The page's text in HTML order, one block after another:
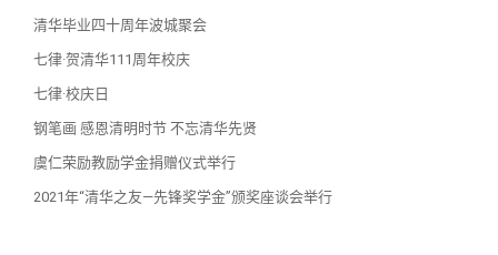
清华毕业四十周年波城聚会
七律·贺清华111周年校庆
七律·校庆日
钢笔画 感恩清明时节 不忘清华先贤
虞仁荣励教励学金捐赠仪式举行
2021年“清华之友—先锋奖学金”颁奖座谈会举行